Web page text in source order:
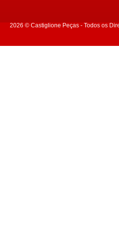
2026 © Castiglione Peças - Todos os